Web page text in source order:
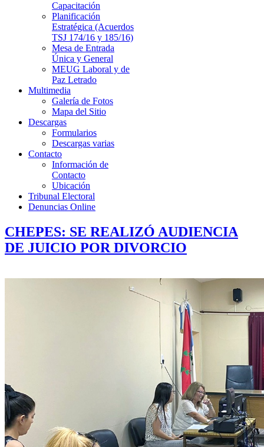
Capacitación
Planificación
Estratégica (Acuerdos
TSJ 174/16 y 185/16)
Mesa de Entrada
Única y General
MEUG Laboral y de
Paz Letrado
Multimedia
Galería de Fotos
Mapa del Sitio
Descargas
Formularios
Descargas varias
Contacto
Información de
Contacto
Ubicación
Tribunal Electoral
Denuncias Online
CHEPES: SE REALIZÓ AUDIENCIA
DE JUICIO POR DIVORCIO